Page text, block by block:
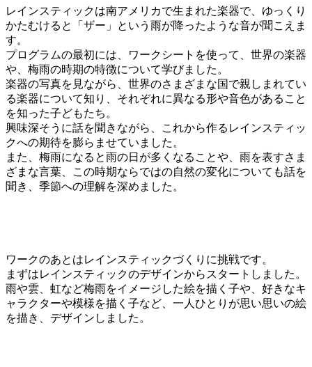
レインスティックは南アメリカで生まれた楽器で、ゆっくり
かたむけると「ザー」という雨が降ったような音が聞こえま
す。
プログラムの最初には、ワークシートを使って、世界の楽器
や、梅雨の時期の特徴について学びました。
楽器の写真を見ながら、世界のさまざまな国で親しまれてい
る楽器について知り、それぞれに異なる形や音色があること
を知った子どもたち。
興味深そうに話を聞きながら、これから作るレインスティッ
クへの期待を膨らませていました。
また、梅雨になると雨の日が多くなることや、雨を表すさま
ざまな言葉、この時期ならではの自然の変化についても話を
聞き、季節への理解を深めました。
ワークのあとはレインスティックづくりに挑戦です。
まずはレインスティックのデザインからスタートしました。
雨や雲、虹など梅雨をイメージした絵を描く子や、好きなキ
ャラクターや模様を描く子など、一人ひとりが思い思いの絵
を描き、デザインしました。